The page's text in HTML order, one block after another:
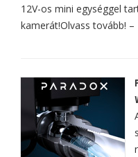
12V-os mini egységgel
kamerát!Olvass tovább!